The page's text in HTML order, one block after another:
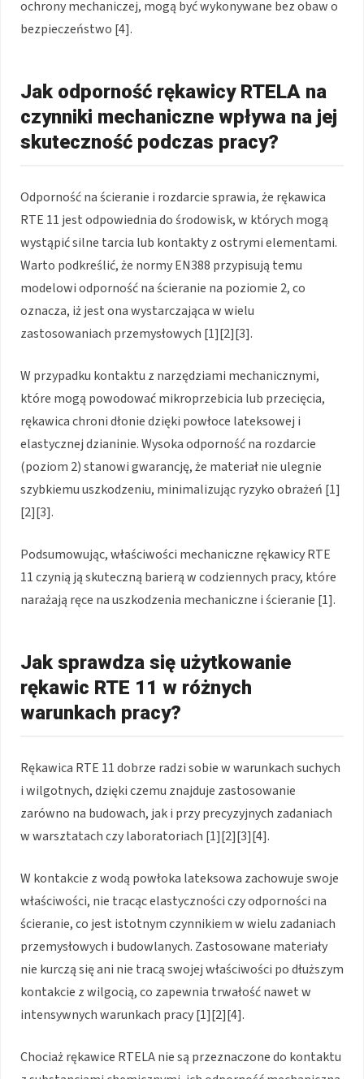
ochrony mechaniczej, mogą być wykonywane bez obaw o
bezpieczeństwo [4].
Jak odporność rękawicy RTELA na
czynniki mechaniczne wpływa na jej
skuteczność podczas pracy?
Odporność na ścieranie i rozdarcie sprawia, że rękawica
RTE 11 jest odpowiednia do środowisk, w których mogą
wystąpić silne tarcia lub kontakty z ostrymi elementami.
Warto podkreślić, że normy EN388 przypisują temu
modelowi odporność na ścieranie na poziomie 2, co
oznacza, iż jest ona wystarczająca w wielu
zastosowaniach przemysłowych [1][2][3].
W przypadku kontaktu z narzędziami mechanicznymi,
które mogą powodować mikroprzebicia lub przecięcia,
rękawica chroni dłonie dzięki powłoce lateksowej i
elastycznej dzianinie. Wysoka odporność na rozdarcie
(poziom 2) stanowi gwarancję, że materiał nie ulegnie
szybkiemu uszkodzeniu, minimalizując ryzyko obrażeń [1]
[2][3].
Podsumowując, właściwości mechaniczne rękawicy RTE
11 czynią ją skuteczną barierą w codziennych pracy, które
narażają ręce na uszkodzenia mechaniczne i ścieranie [1].
Jak sprawdza się użytkowanie
rękawic RTE 11 w różnych
warunkach pracy?
Rękawica RTE 11 dobrze radzi sobie w warunkach suchych
i wilgotnych, dzięki czemu znajduje zastosowanie
zarówno na budowach, jak i przy precyzyjnych zadaniach
w warsztatach czy laboratoriach [1][2][3][4].
W kontakcie z wodą powłoka lateksowa zachowuje swoje
właściwości, nie tracąc elastyczności czy odporności na
ścieranie, co jest istotnym czynnikiem w wielu zadaniach
przemysłowych i budowlanych. Zastosowane materiały
nie kurczą się ani nie tracą swojej właściwości po dłuższym
kontakcie z wilgocią, co zapewnia trwałość nawet w
intensywnych warunkach pracy [1][2][4].
Chociaż rękawice RTELA nie są przeznaczone do kontaktu